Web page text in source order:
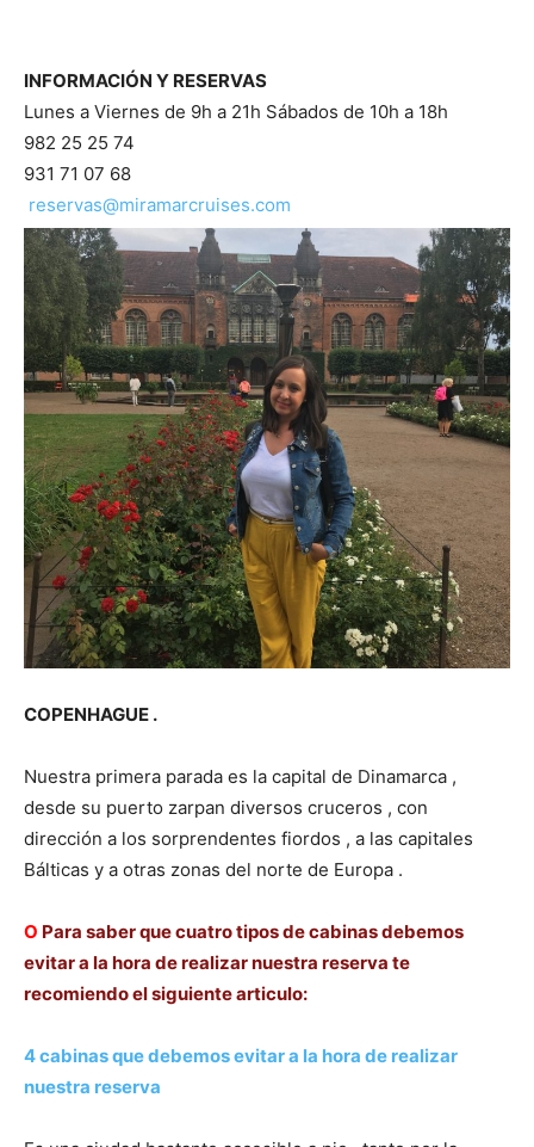
INFORMACIÓN Y RESERVAS
Lunes a Viernes de 9h a 21h Sábados de 10h a 18h
982 25 25 74
931 71 07 68
reservas@miramarcruises.com
COPENHAGUE .
Nuestra primera parada es la capital de Dinamarca ,
desde su puerto zarpan diversos cruceros , con
dirección a los sorprendentes fiordos , a las capitales
Bálticas y a otras zonas del norte de Europa .
Ο Para saber que cuatro tipos de cabinas debemos
evitar a la hora de realizar nuestra reserva te
recomiendo el siguiente articulo:
4 cabinas que debemos evitar a la hora de realizar
nuestra reserva